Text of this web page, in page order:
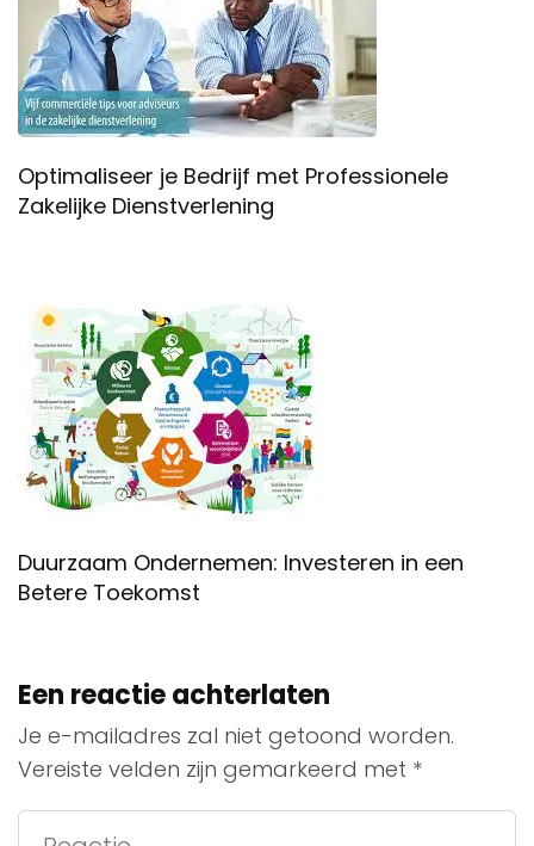
Optimaliseer je Bedrijf met Professionele
Zakelijke Dienstverlening
Duurzaam Ondernemen: Investeren in een
Betere Toekomst
Een reactie achterlaten
Je e-mailadres zal niet getoond worden.
Vereiste velden zijn gemarkeerd met *